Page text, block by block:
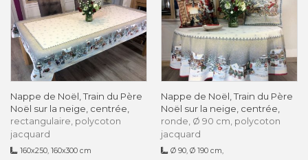
Nappe de Noël, Train du Père
Noël sur la neige, centrée,
rectangulaire, polycoton
jacquard
160x250, 160x300 cm
Nappe de Noël, Train du Père
Noël sur la neige, centrée,
ronde, Ø 90 cm, polycoton
jacquard
Ø 90, Ø 190 cm,